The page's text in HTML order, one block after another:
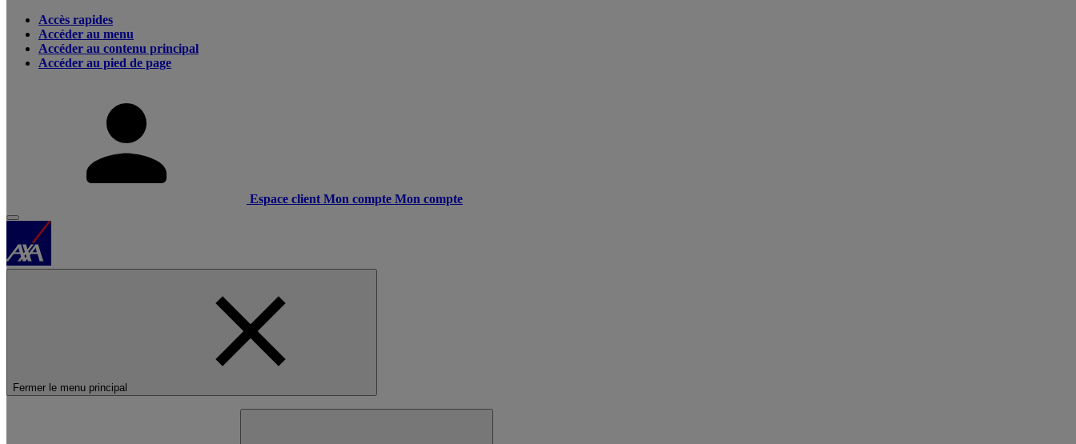
Accès rapides
Accéder au menu
Accéder au contenu principal
Accéder au pied de page
Espace client Mon compte Mon compte
Fermer le menu principal